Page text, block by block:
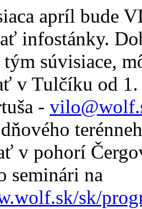
apríl bude
infostánky.
tým súvisiace,
v Tulčíku od
-
v pohorí
seminári na
sk/